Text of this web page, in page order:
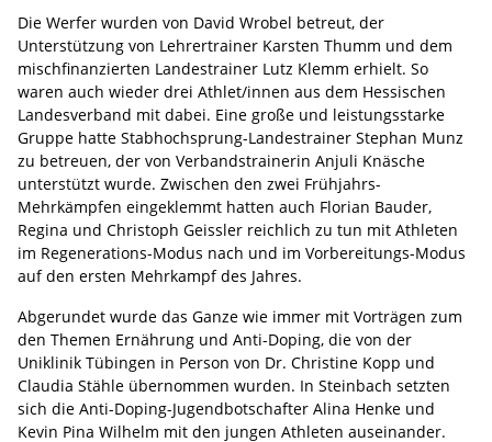
Die Werfer wurden von David Wrobel betreut, der
Unterstützung von Lehrertrainer Karsten Thumm und dem
mischfinanzierten Landestrainer Lutz Klemm erhielt. So
waren auch wieder drei Athlet/innen aus dem Hessischen
Landesverband mit dabei. Eine große und leistungsstarke
Gruppe hatte Stabhochsprung-Landestrainer Stephan Munz
zu betreuen, der von Verbandstrainerin Anjuli Knäsche
unterstützt wurde. Zwischen den zwei Frühjahrs-
Mehrkämpfen eingeklemmt hatten auch Florian Bauder,
Regina und Christoph Geissler reichlich zu tun mit Athleten
im Regenerations-Modus nach und im Vorbereitungs-Modus
auf den ersten Mehrkampf des Jahres.
Abgerundet wurde das Ganze wie immer mit Vorträgen zum
den Themen Ernährung und Anti-Doping, die von der
Uniklinik Tübingen in Person von Dr. Christine Kopp und
Claudia Stähle übernommen wurden. In Steinbach setzten
sich die Anti-Doping-Jugendbotschafter Alina Henke und
Kevin Pina Wilhelm mit den jungen Athleten auseinander.